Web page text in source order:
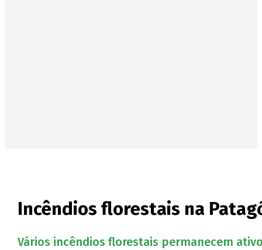
Incêndios florestais na
Vários incêndios florestais permanecem